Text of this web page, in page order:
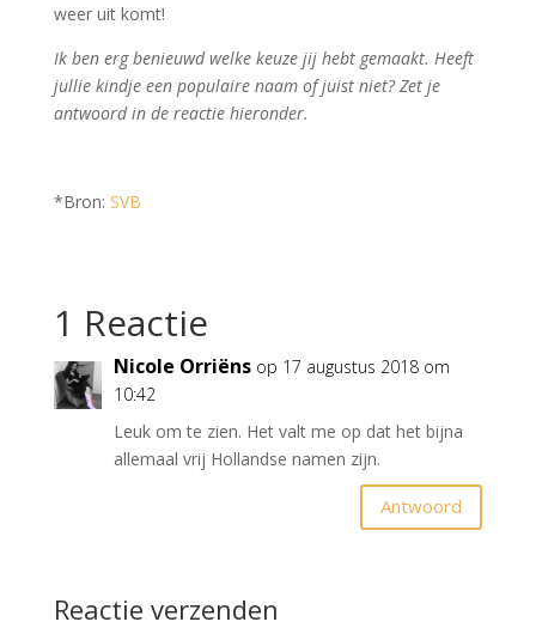
weer uit komt!
Ik ben erg benieuwd welke keuze jij hebt gemaakt. Heeft
jullie kindje een populaire naam of juist niet? Zet je
antwoord in de reactie hieronder.
*Bron: SVB
1 Reactie
Nicole Orriëns op 17 augustus 2018 om
10:42
Leuk om te zien. Het valt me op dat het bijna
allemaal vrij Hollandse namen zijn.
Antwoord
Reactie verzenden